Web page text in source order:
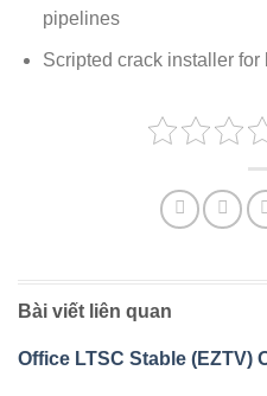
pipelines
Scripted crack installer for
Bài viết liên quan
Office LTSC Stable (EZTV)